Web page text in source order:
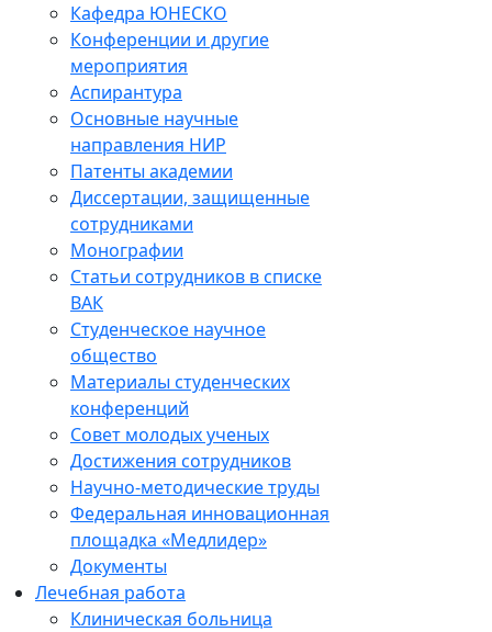
Кафедра ЮНЕСКО
Конференции и другие
мероприятия
Аспирантура
Основные научные
направления НИР
Патенты академии
Диссертации, защищенные
сотрудниками
Монографии
Статьи сотрудников в списке
ВАК
Студенческое научное
общество
Материалы студенческих
конференций
Совет молодых ученых
Достижения сотрудников
Научно-методические труды
Федеральная инновационная
площадка «Медлидер»
Документы
Лечебная работа
Клиническая больница